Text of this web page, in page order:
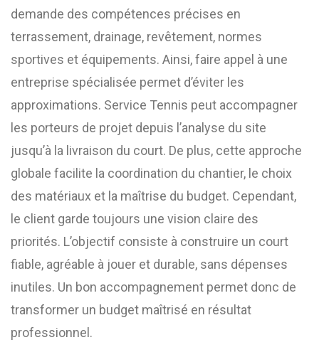
demande des compétences précises en
terrassement, drainage, revêtement, normes
sportives et équipements. Ainsi, faire appel à une
entreprise spécialisée permet d’éviter les
approximations. Service Tennis peut accompagner
les porteurs de projet depuis l’analyse du site
jusqu’à la livraison du court. De plus, cette approche
globale facilite la coordination du chantier, le choix
des matériaux et la maîtrise du budget. Cependant,
le client garde toujours une vision claire des
priorités. L’objectif consiste à construire un court
fiable, agréable à jouer et durable, sans dépenses
inutiles. Un bon accompagnement permet donc de
transformer un budget maîtrisé en résultat
professionnel.